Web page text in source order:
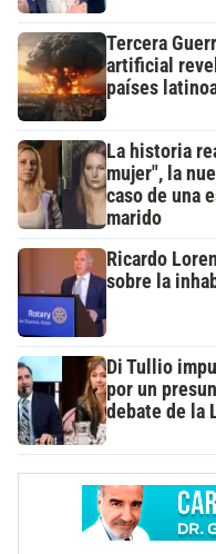
Tercera
artificial
países
La historia
mujer", la
caso de una
marido
Ricardo
sobre la
Di Tullio
por un
debate de la